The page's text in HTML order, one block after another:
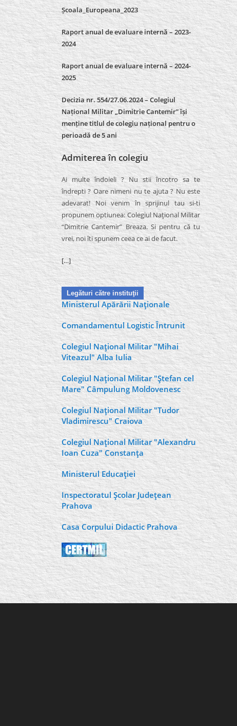
Școala_Europeana_2023
Raport anual de evaluare internă – 2023-
2024
Raport anual de evaluare internă –2024-
2025
Decizia nr. 554/27.06.2024 – Colegiul
Național Militar „Dimitrie Cantemir” își
menține titlul de colegiu național pentru o
perioadă de 5 ani
Admiterea în colegiu
Ai multe îndoieli ? Nu stii încotro sa te
îndrepti ? Oare nimeni nu te ajuta ? Nu este
adevarat! Noi venim în sprijinul tau si-ti
propunem optiunea: Colegiul Naţional Militar
“Dimitrie Cantemir” Breaza. Si pentru că tu
vrei, noi îti spunem ceea ce ai de facut.
[…]
Legături către instituţii
Ministerul Apărării Naţionale
Comandamentul Logistic Întrunit
Colegiul Naţional Militar "Mihai
Viteazul" Alba Iulia
Colegiul Naţional Militar "Ştefan cel
Mare" Câmpulung Moldovenesc
Colegiul Naţional Militar "Tudor
Vladimirescu" Craiova
Colegiul Naţional Militar "Alexandru
Ioan Cuza" Constanţa
Ministerul Educaţiei
Inspectoratul Şcolar Judeţean
Prahova
Casa Corpului Didactic Prahova